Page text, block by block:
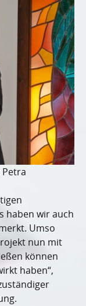
haben wir auch
Umso
nun mit
können
haben“,